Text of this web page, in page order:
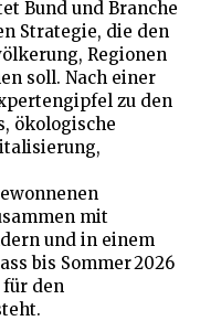
Bund und Branche
Strategie, die den
Regionen
soll. Nach einer
zu den
ökologische
mit
und in einem
bis Sommer 2026
den